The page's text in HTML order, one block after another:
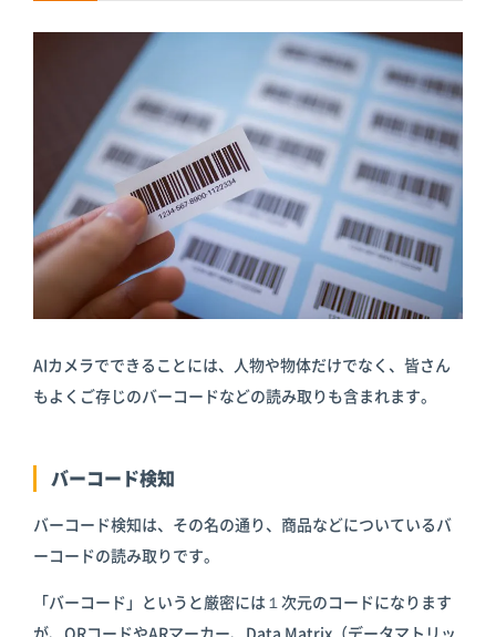
AIカメラでできることには、人物や物体だけでなく、皆さん
もよくご存じのバーコードなどの読み取りも含まれます。
バーコード検知
バーコード検知は、その名の通り、商品などについているバ
ーコードの読み取りです。
「バーコード」というと厳密には１次元のコードになります
が、QRコードやARマーカー、Data Matrix（データマトリッ